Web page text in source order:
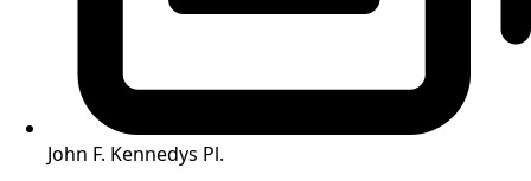
John F. Kennedys Pl.